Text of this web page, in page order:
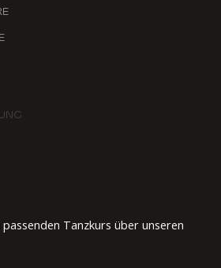
Tanzkurs über unseren